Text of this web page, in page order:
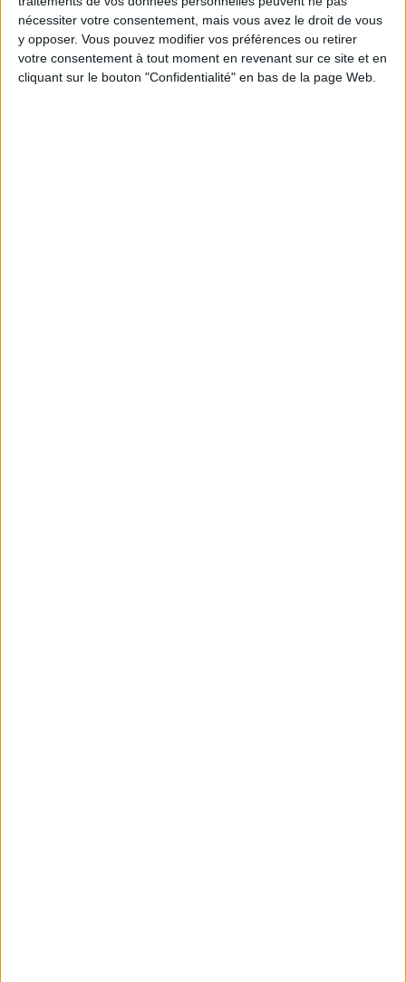
nécessiter votre consentement, mais vous avez le droit de vous
y opposer. Vous pouvez modifier vos préférences ou retirer
votre consentement à tout moment en revenant sur ce site et en
cliquant sur le bouton "Confidentialité" en bas de la page Web.
Peut-on remplacer la viande par des féculents ?
Consultation diététique du 05/08/2026